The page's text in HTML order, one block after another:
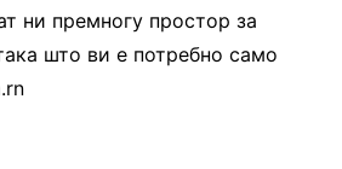
ни премногу простор за
што ви е потребно само